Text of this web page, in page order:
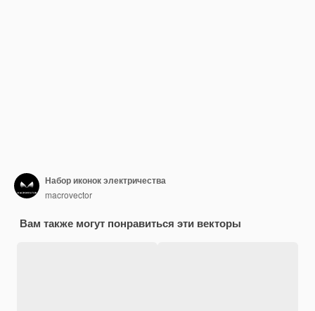
Набор иконок электричества
macrovector
Вам также могут понравиться эти векторы